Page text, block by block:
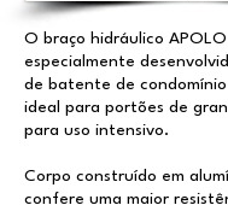
O braço hidráulico
especialmente
de batente de
ideal para portões de
para uso intensivo.
Corpo construído em
confere uma maior